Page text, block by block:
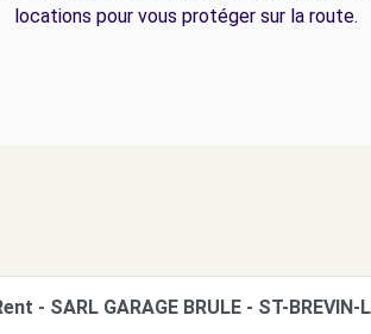
locations pour vous protéger sur la route.
- SARL GARAGE BRULE - ST-BREVIN-